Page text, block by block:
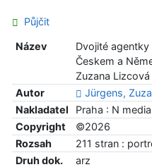
Půjčit
Název
Dvojité
Českem a
Zuzana Lizcová
Autor
Jürgens,
Nakladatel
Praha : N
Copyright
©2026
Rozsah
211 stran :
Druh dok.
arz